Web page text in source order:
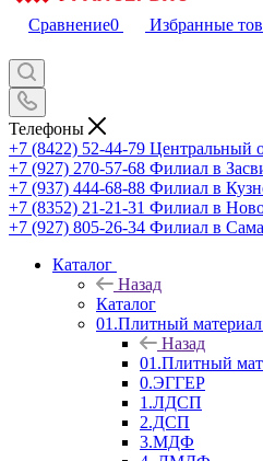
Сравнение0 Избранные
Телефоны
+7 (8422) 52-44-79 Центральный
+7 (927) 270-57-68 Филиал в
+7 (937) 444-68-88 Филиал в
+7 (8352) 21-21-31 Филиал в
+7 (927) 805-26-34 Филиал в
Каталог
Назад
Каталог
01.Плитный материал
Назад
01.Плитный
0.ЭГГЕР
1.ЛДСП
2.ДСП
3.МДФ